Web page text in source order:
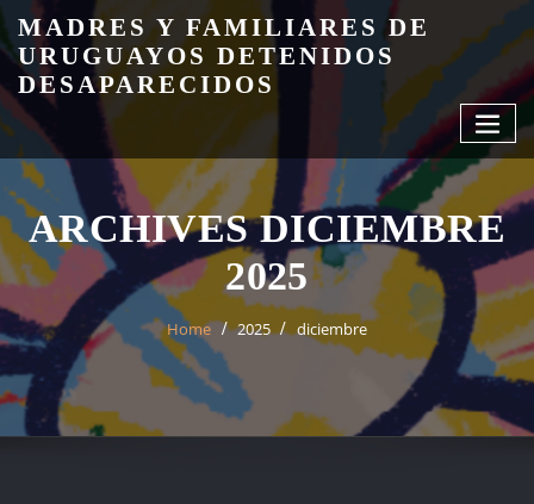
Skip
to
content
MADRES Y FAMILIARES DE
URUGUAYOS DETENIDOS
DESAPARECIDOS
ARCHIVES DICIEMBRE
2025
Home 2025 diciembre